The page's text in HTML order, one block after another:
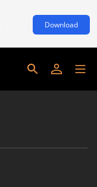
Download